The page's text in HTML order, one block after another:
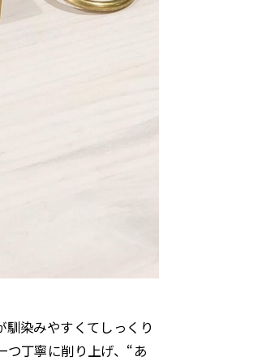
馴染みやすくてしっくり
つ丁寧に削り上げ、“あ